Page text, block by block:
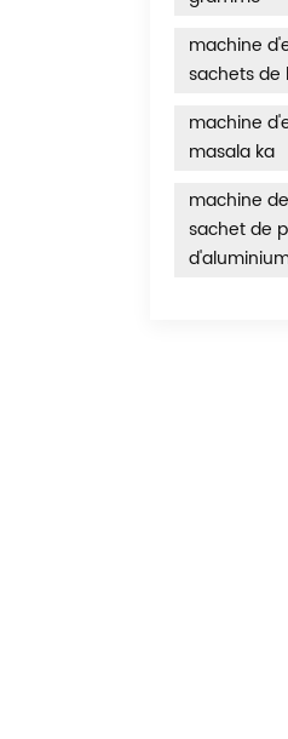
machine
sachets de
machine
masala ka
machine
sachet de